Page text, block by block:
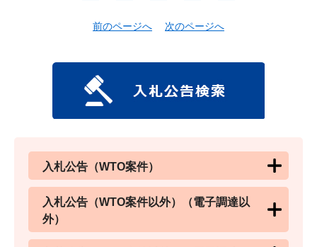
前のページへ 次のページへ
入札公告（WTO案件）
入札公告（WTO案件以外）（電子調達以
外）